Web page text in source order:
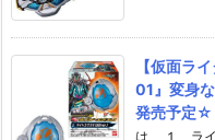
【仮面ラ
01』変身
発売予定☆
は、 １、ラ